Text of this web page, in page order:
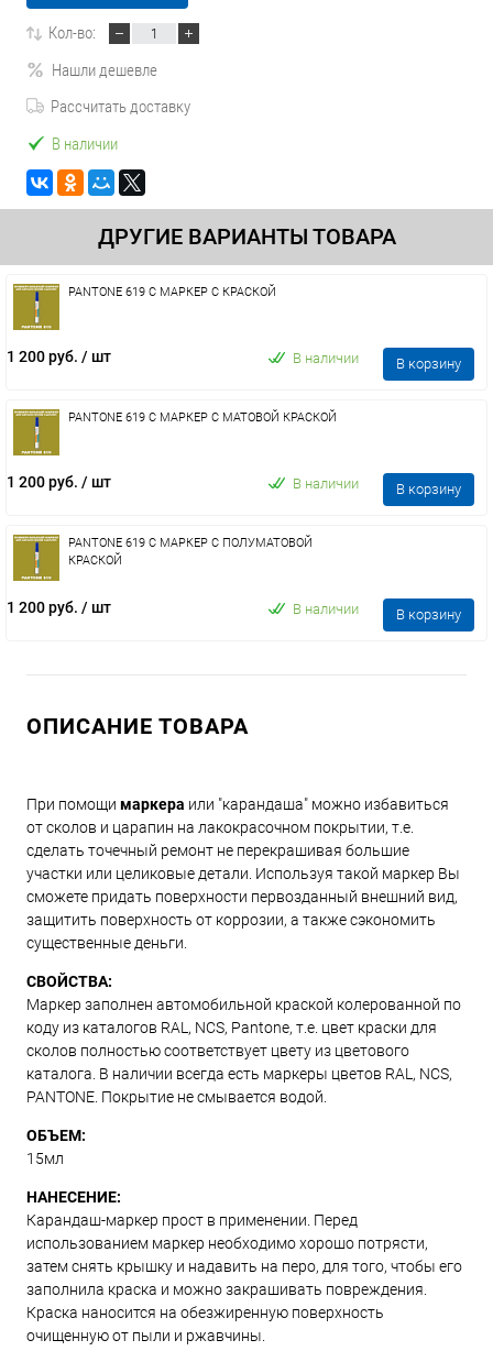
Кол-во:
Нашли дешевле
Рассчитать доставку
В наличии
ДРУГИЕ ВАРИАНТЫ ТОВАРА
PANTONE 619 C МАРКЕР С КРАСКОЙ
1 200 руб. / шт В наличии В корзину
PANTONE 619 C МАРКЕР С МАТОВОЙ КРАСКОЙ
1 200 руб. / шт В наличии В корзину
PANTONE 619 C МАРКЕР С ПОЛУМАТОВОЙ
КРАСКОЙ
1 200 руб. / шт В наличии В корзину
ОПИСАНИЕ ТОВАРА
При помощи маркера или "карандаша" можно избавиться
от сколов и царапин на лакокрасочном покрытии, т.е.
сделать точечный ремонт не перекрашивая большие
участки или целиковые детали. Используя такой маркер Вы
сможете придать поверхности первозданный внешний вид,
защитить поверхность от коррозии, а также сэкономить
существенные деньги.
СВОЙСТВА:
Маркер заполнен автомобильной краской колерованной по
коду из каталогов RAL, NCS, Pantone, т.е. цвет краски для
сколов полностью соответствует цвету из цветового
каталога. В наличии всегда есть маркеры цветов RAL, NCS,
PANTONE. Покрытие не смывается водой.
ОБЪЕМ:
15мл
НАНЕСЕНИЕ:
Карандаш-маркер прост в применении. Перед
использованием маркер необходимо хорошо потрясти,
затем снять крышку и надавить на перо, для того, чтобы его
заполнила краска и можно закрашивать повреждения.
Краска наносится на обезжиренную поверхность
очищенную от пыли и ржавчины.